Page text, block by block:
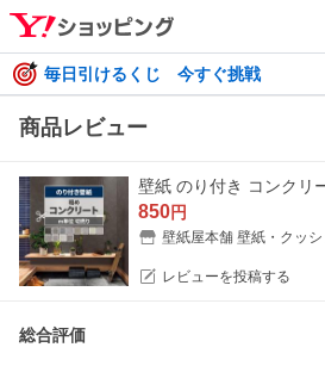
毎日引けるくじ 今すぐ挑戦
商品レビュー
850円
壁紙屋本舗 壁紙・クッ
レビューを投稿する
総合評価